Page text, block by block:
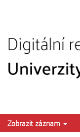
Zobrazit záznam